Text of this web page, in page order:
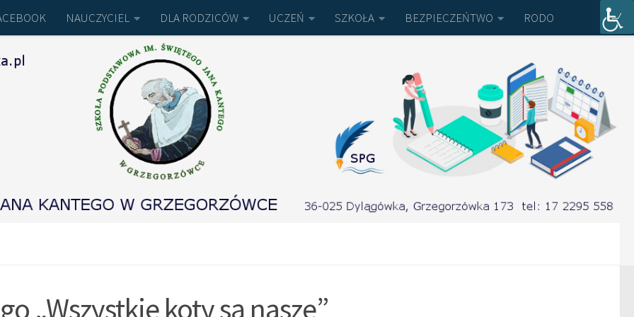
NAUCZYCIEL DLA RODZICÓW UCZEŃ SZKOŁA BEZPIECZEŃTWO RODO
„Wszystkie koty są nasze”